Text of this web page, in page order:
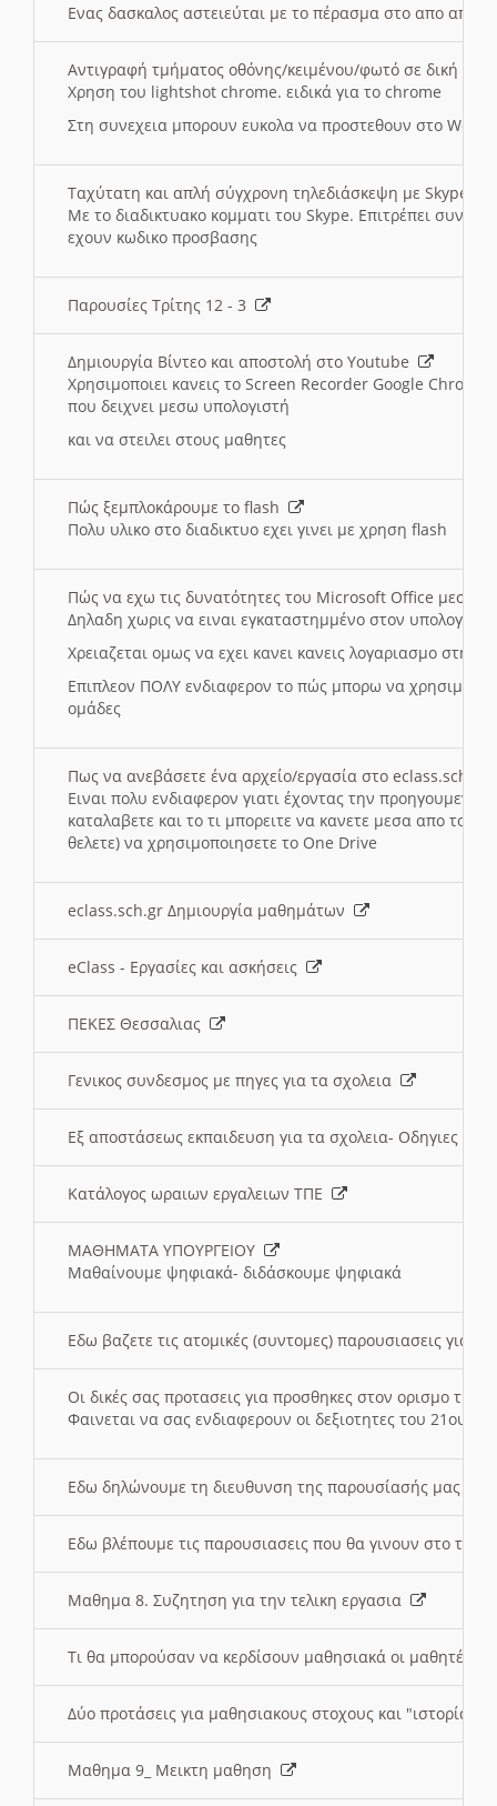
Ενας δασκαλος αστειεύται με το πέρασμα στο απο
Αντιγραφή τμήματος οθόνης/κειμένου/φωτό σε δική
Χρηση του lightshot chrome. ειδικά για το chrome
Στη συνεχεια μπορουν ευκολα να προστεθουν στο Word
Ταχύτατη και απλή σύγχρονη τηλεδιάσκεψη με Skype
Με το διαδικτυακο κομματι του Skype. Επιτρέπει
εχουν κωδικο προσβασης
Παρουσίες Τρίτης 12 - 3
Δημιουργία Βίντεο και αποστολή στο Youtube
Χρησιμοποιει κανεις το Screen Recorder Google Chrome
που δειχνει μεσω υπολογιστή
και να στειλει στους μαθητες
Πώς ξεμπλοκάρουμε το flash
Πολυ υλικο στο διαδικτυο εχει γινει με χρηση flash
Πώς να εχω τις δυνατότητες του Microsoft Office μεσω
Δηλαδη χωρις να ειναι εγκαταστημμένο στον
Χρειαζεται ομως να εχει κανει κανεις λογαριασμο στη
Επιπλεον ΠΟΛΥ ενδιαφερον το πώς μπορω να
ομάδες
Πως να ανεβάσετε ένα αρχείο/εργασία στο eclass.sch.gr
Ειναι πολυ ενδιαφερον γιατι έχοντας την
καταλαβετε και το τι μπορειτε να κανετε μεσα απο το
θελετε) να χρησιμοποιησετε το One Drive
eclass.sch.gr Δημιουργία μαθημάτων
eClass - Εργασίες και ασκήσεις
ΠΕΚΕΣ Θεσσαλιας
Γενικος συνδεσμος με πηγες για τα σχολεια
Εξ αποστάσεως εκπαιδευση για τα σχολεια- Οδηγιες
Κατάλογος ωραιων εργαλειων ΤΠΕ
ΜΑΘΗΜΑΤΑ ΥΠΟΥΡΓΕΙΟΥ
Μαθαίνουμε ψηφιακά- διδάσκουμε ψηφιακά
Εδω βαζετε τις ατομικές (συντομες) παρουσιασεις για
Οι δικές σας προτασεις για προσθηκες στον ορισμο
Φαινεται να σας ενδιαφερουν οι δεξιοτητες του 21ου
Εδω δηλώνουμε τη διευθυνση της παρουσίασής μας
Εδω βλέπουμε τις παρουσιασεις που θα γινουν στο
Μαθημα 8. Συζητηση για την τελικη εργασια
Τι θα μπορούσαν να κερδίσουν μαθησιακά οι μαθητές/
Δύο προτάσεις για μαθησιακους στοχους και "ιστορία"
Μαθημα 9_ Μεικτη μαθηση